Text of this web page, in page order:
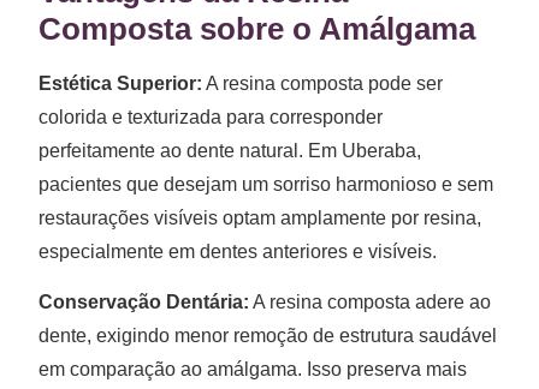
Composta sobre o Amálgama
Estética Superior: A resina composta pode ser
colorida e texturizada para corresponder
perfeitamente ao dente natural. Em Uberaba,
pacientes que desejam um sorriso harmonioso e sem
restaurações visíveis optam amplamente por resina,
especialmente em dentes anteriores e visíveis.
Conservação Dentária: A resina composta adere ao
dente, exigindo menor remoção de estrutura saudável
em comparação ao amálgama. Isso preserva mais